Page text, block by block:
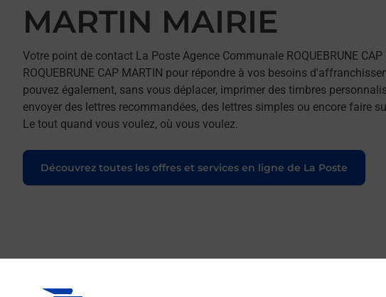
MARTIN MAIRIE
Votre point de contact La Poste Agence Communale ROQUEBRUNE
ROQUEBRUNE CAP MARTIN pour répondre à vos besoins
pouvez également, sans vous déplacer, imprimer des timbres
envoyer des lettres recommandées, des lettres simples ou encore faire
Le tout quand vous voulez, où vous voulez.
Découvrez toutes les offres et services en ligne de La Poste